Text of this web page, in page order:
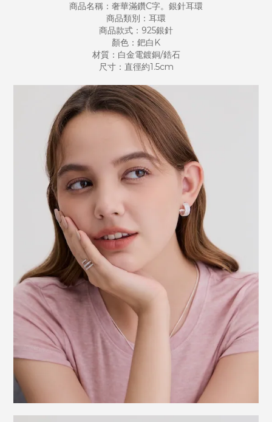
商品名稱：奢華滿鑽C字。銀針耳環
商品類別：耳環
商品款式：925銀針
顏色：鈀白K
材質：白金電鍍銅/鋯石
尺寸：直徑約1.5cm